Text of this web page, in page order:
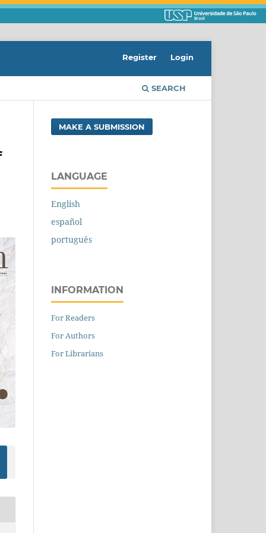
SEARCH
Register Login
MAKE A SUBMISSION
LANGUAGE
English
español
português
INFORMATION
For Readers
For Authors
For Librarians